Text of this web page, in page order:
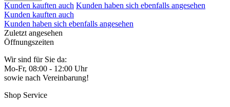
Kunden kauften auch Kunden haben sich ebenfalls angesehen
Kunden kauften auch
Kunden haben sich ebenfalls angesehen
Zuletzt angesehen
Öffnungszeiten
Wir sind für Sie da:
Mo-Fr, 08:00 - 12:00 Uhr
sowie nach Vereinbarung!
Shop Service